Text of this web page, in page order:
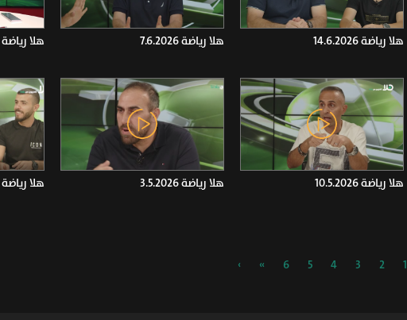
هلا رياضة 14.6.2026 هلا رياضة 7.6.2026 هلا رياضة 31.5.2026
هلا رياضة 10.5.2026 هلا رياضة 3.5.2026 هلا رياضة 26.4.2026
1
2
3
4
5
6
»
›